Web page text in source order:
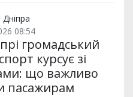
08:54
громадський
курсує зі
що важливо
пасажирам